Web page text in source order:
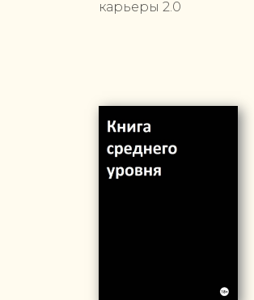
карьеры 2.0